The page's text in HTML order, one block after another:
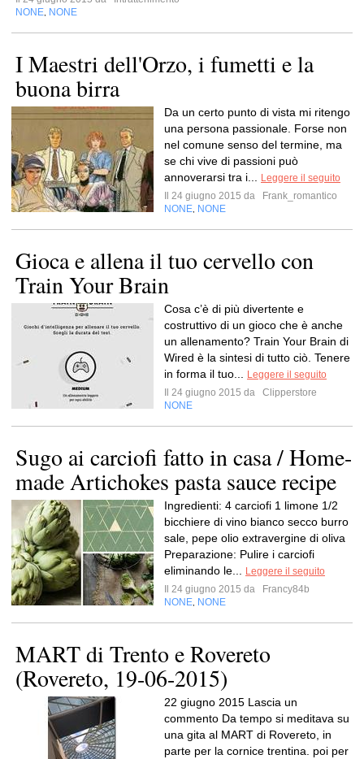
NONE NONE
I Maestri dell'Orzo, i fumetti e la
buona birra
Da un certo punto di vista mi ritengo
una persona passionale. Forse non
nel comune senso del termine, ma
se chi vive di passioni può
annoverarsi tra i...
Leggere il seguito
Il 24 giugno 2015 da
Frank_romantico
NONE NONE
Gioca e allena il tuo cervello con
Train Your Brain
Cosa c’è di più divertente e
costruttivo di un gioco che è anche
un allenamento? Train Your Brain di
Wired è la sintesi di tutto ciò. Tenere
in forma il tuo...
Leggere il seguito
Il 24 giugno 2015 da
Clipperstore
NONE
Sugo ai carciofi fatto in casa / Home-
made Artichokes pasta sauce recipe
Ingredienti: 4 carciofi 1 limone 1/2
bicchiere di vino bianco secco burro
sale, pepe olio extravergine di oliva
Preparazione: Pulire i carciofi
eliminando le...
Leggere il seguito
Il 24 giugno 2015 da
Francy84b
NONE NONE
MART di Trento e Rovereto
(Rovereto, 19-06-2015)
22 giugno 2015 Lascia un
commento Da tempo si meditava su
una gita al MART di Rovereto, in
parte per la cornice trentina. poi per